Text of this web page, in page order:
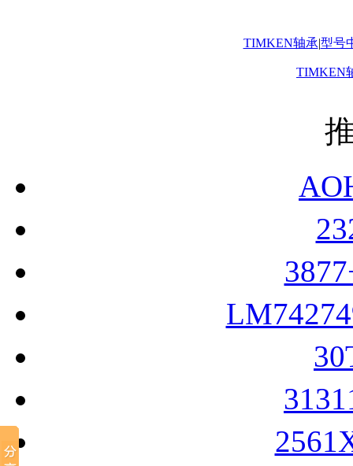
TIMKEN轴承|型号
TIMKEN